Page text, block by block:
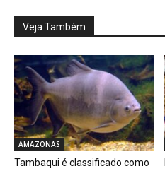
Veja Também
AMAZONAS
Tambaqui é classificado como